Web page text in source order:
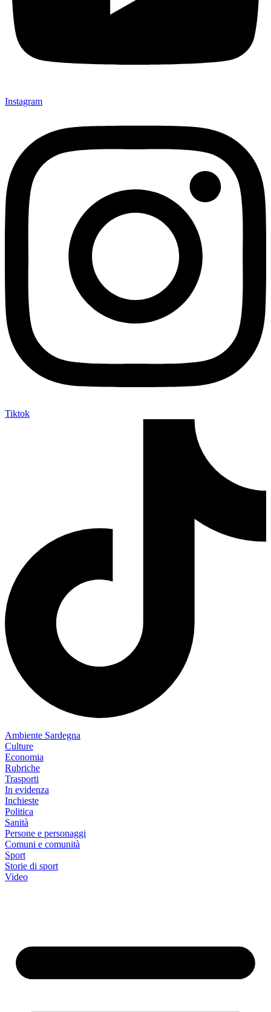
Instagram
Tiktok
Ambiente Sardegna
Culture
Economia
Rubriche
Trasporti
In evidenza
Inchieste
Politica
Sanità
Persone e personaggi
Comuni e comunità
Sport
Storie di sport
Video